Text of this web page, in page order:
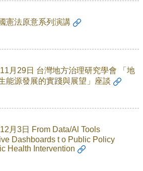
憲法原意系列演講
月29日 台灣地方治理研究學會 「地
能源發展的實踐與展望」座談
月3日 From Data/Al Tools
Dashboards t o Public Policy
Health Intervention